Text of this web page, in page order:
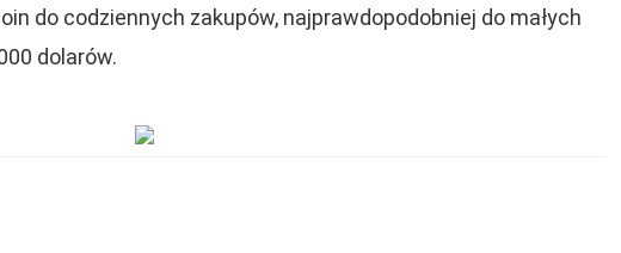
do codziennych zakupów, najprawdopodobniej do małych
dolarów.